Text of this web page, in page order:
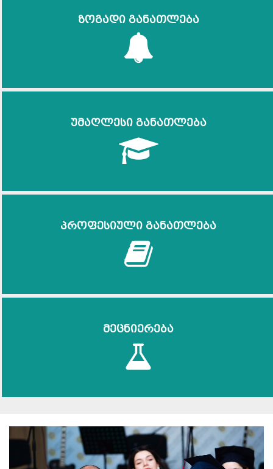
ზოგადი განათლება
უმაღლესი განათლება
პროფესიული განათლება
მეცნიერება